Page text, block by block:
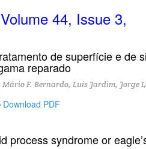
44, Issue 3,
de superfície e de
reparado
F. Bernardo, Luís Jardim, Jorge
Download PDF
process syndrome or